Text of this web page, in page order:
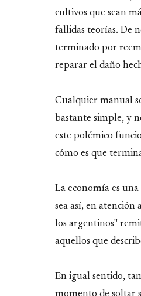
cultivos que sean
fallidas teorías. De
terminado por
reparar el daño
Cualquier manual
bastante simple, y
este polémico
cómo es que
La economía es
sea así, en
los argentinos"
aquellos que
En igual sentido,